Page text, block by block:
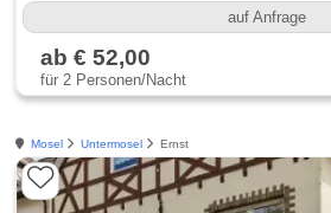
auf Anfrage
ab € 52,00
für 2 Personen/Nacht
Mosel Untermosel Ernst